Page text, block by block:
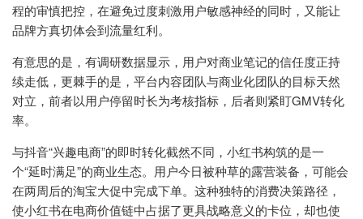
程的审慎把控，在避免过度刺激用户敏感神经的同时，又能让
品牌方真切体会到流量红利。
有意思的是，有调研数据显示，用户对商业笔记的信任度正持
续走低，更棘手的是，平台内容团队与商业化团队的目标天然
对立，前者以用户停留时长为考核指标，后者则紧盯GMV转化
率。
与抖音“兴趣电商”的即时转化截然不同，小红书构筑的是一
个“延时满足”的商业生态。用户今日被种草的露营装备，可能会
在两周后的淘宝大促中完成下单。这种独特的消费决策路径，
使小红书在电商价值链中占据了更具战略意义的卡位，却也使